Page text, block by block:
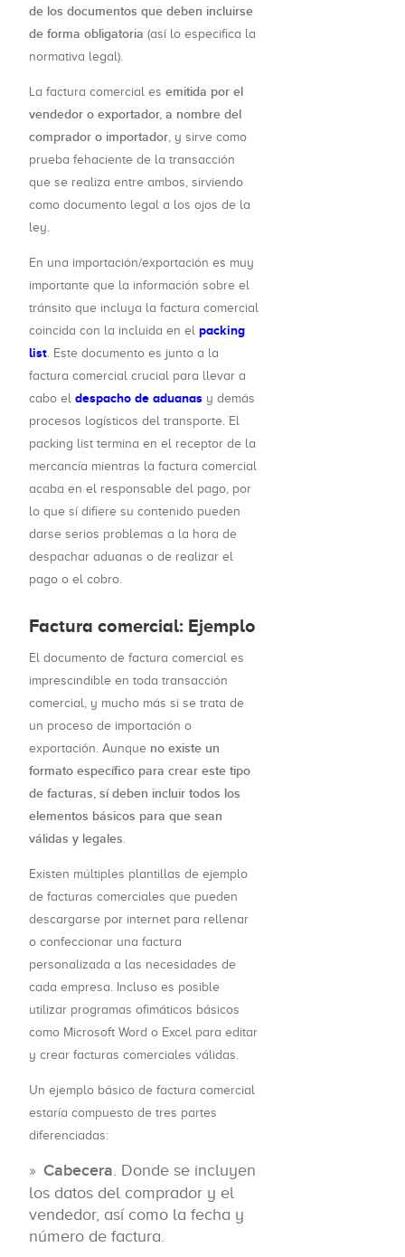
de los documentos que deben incluirse
de forma obligatoria (así lo especifica la
normativa legal).
La factura comercial es emitida por el
vendedor o exportador, a nombre del
comprador o importador, y sirve como
prueba fehaciente de la transacción
que se realiza entre ambos, sirviendo
como documento legal a los ojos de la
ley.
En una importación/exportación es muy
importante que la información sobre el
tránsito que incluya la factura comercial
coincida con la incluida en el packing
list. Este documento es junto a la
factura comercial crucial para llevar a
cabo el despacho de aduanas y demás
procesos logísticos del transporte. El
packing list termina en el receptor de la
mercancía mientras la factura comercial
acaba en el responsable del pago, por
lo que sí difiere su contenido pueden
darse serios problemas a la hora de
despachar aduanas o de realizar el
pago o el cobro.
Factura comercial: Ejemplo
El documento de factura comercial es
imprescindible en toda transacción
comercial, y mucho más si se trata de
un proceso de importación o
exportación. Aunque no existe un
formato específico para crear este tipo
de facturas, sí deben incluir todos los
elementos básicos para que sean
válidas y legales.
Existen múltiples plantillas de ejemplo
de facturas comerciales que pueden
descargarse por internet para rellenar
o confeccionar una factura
personalizada a las necesidades de
cada empresa. Incluso es posible
utilizar programas ofimáticos básicos
como Microsoft Word o Excel para editar
y crear facturas comerciales válidas.
Un ejemplo básico de factura comercial
estaría compuesto de tres partes
diferenciadas:
Cabecera. Donde se incluyen
los datos del comprador y el
vendedor, así como la fecha y
número de factura.